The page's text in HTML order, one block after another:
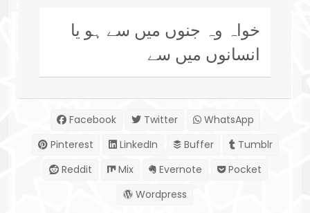
خواہ وہ جنوں میں سے ہو یا
انسانوں میں سے
Facebook Twitter
WhatsApp
Pinterest
LinkedIn Buffer
Tumblr
Reddit
Mix Evernote
Pocket
Wordpress